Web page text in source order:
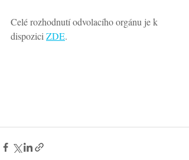
Celé rozhodnutí odvolacího orgánu je k
dispozici ZDE.